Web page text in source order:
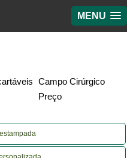
MENU
Campo Cirúrgico
Preço